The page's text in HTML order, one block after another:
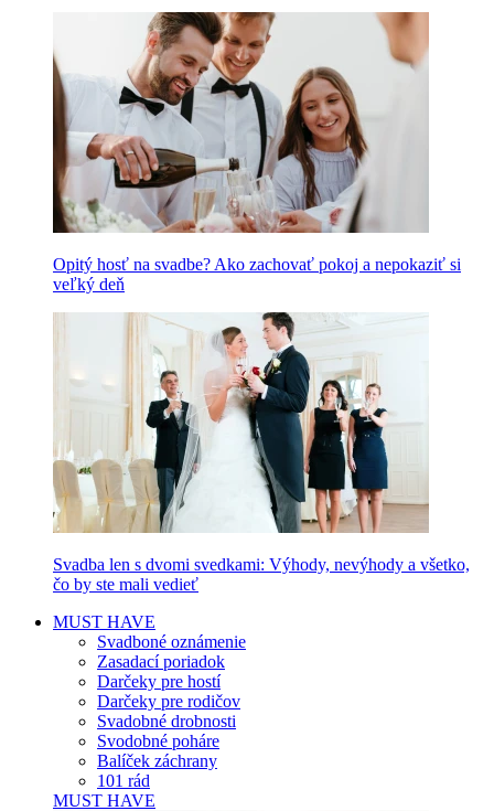
Opitý hosť na svadbe? Ako zachovať pokoj a nepokaziť si
veľký deň
Svadba len s dvomi svedkami: Výhody, nevýhody a všetko,
čo by ste mali vedieť
MUST HAVE
Svadboné oznámenie
Zasadací poriadok
Darčeky pre hostí
Darčeky pre rodičov
Svadobné drobnosti
Svodobné poháre
Balíček záchrany
101 rád
MUST HAVE